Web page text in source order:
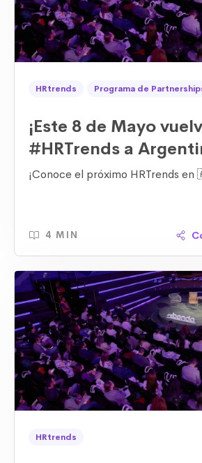
HRtrends Programa de
¡Este 8 de Mayo
#HRTrends a
¡Conoce el próximo HRTrends
4 MIN
HRtrends